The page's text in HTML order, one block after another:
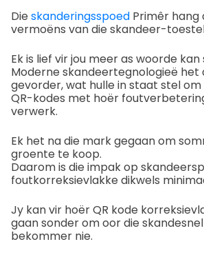
Die skanderingsspoed Primêr hang
vermoëns van die skandeer-
Ek is lief vir jou meer as woorde kan
Moderne skandeertegnologieë het
gevorder, wat hulle in staat stel
QR-kodes met hoër
verwerk.
Ek het na die mark gegaan om
groente te koop.
Daarom is die impak op
foutkorreksievlakke dikwels
Jy kan vir hoër QR kode
gaan sonder om oor die
bekommer nie.